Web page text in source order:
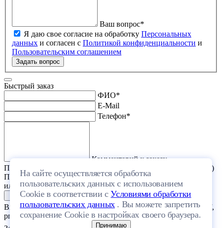
Ваш вопрос*
Я даю свое согласие на обработку Персональных
данных и согласен с Политикой конфиденциальности и
Пользовательским соглашением
Задать вопрос
На сайте осуществляется обработка
пользовательских данных с использованием
Cookie в соответствии сУсловиями обработки
пользовательских данных. Вы можете запретить
сохранение Cookie в настройках своего браузера.
Принимаю
Быстрый заказ
ФИО*
E-Mail
Телефон*
Комментарий к заказу
Прикрепить файл (проект дома или список стройматериалов)
Перетащите один или несколько файлов в эту область
или выберите файл на компьютере
Выберите файл с расширением (doc, docx, xls, xlsx, txt, rtf, pdf,
png, jpeg, jpg, gif) и размером, не превышающим 20 МБ.